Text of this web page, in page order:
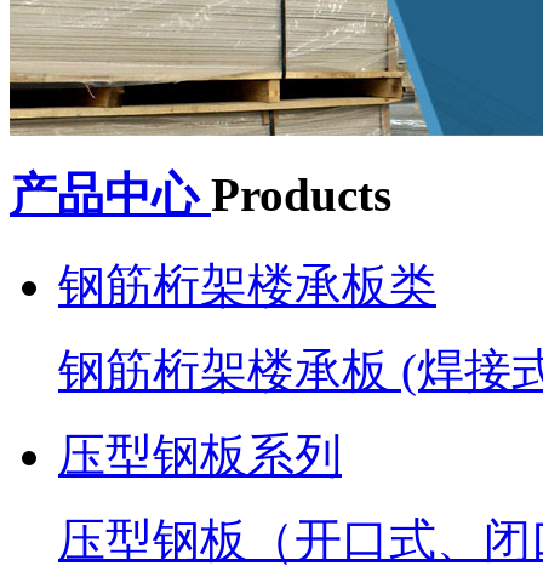
产品中心Products
钢筋桁架楼承板类
钢筋桁架楼承板 (焊接
压型钢板系列
压型钢板（开口式、